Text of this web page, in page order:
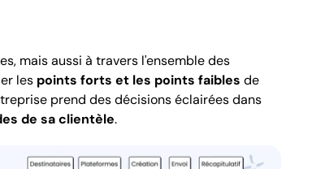
mais aussi à travers l'ensemble des
les points forts et les points faibles de
prend des décisions éclairées dans
de sa clientèle.